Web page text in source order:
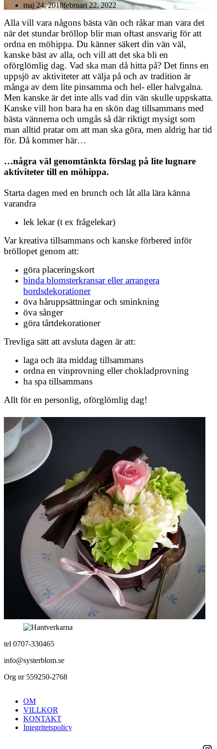
maj 24, 2018februari 22, 2022
Alla vill vara någons bästa vän och råkar man vara det
när det stundar bröllop blir man oftast ansvarig för att
ordna en möhippa. Du känner säkert din vän väl,
kanske bäst av alla, och vill att det ska bli en
oförglömlig dag. Vad ska man då hitta på? Det finns en
uppsjö av aktiviteter att välja på och av tradition är
många av dem lite pinsamma och hel- eller halvgalna.
Men kanske är det inte alls vad din vän skulle uppskatta.
Kanske vill hon bara ha en skön dag tillsammans med
bästa vännerna och umgås så där riktigt mysigt som
man alltid pratar om att man ska göra, men aldrig har tid
för. Då kommer här…
…några väl genomtänkta förslag på lite lugnare
aktiviteter till en möhippa.
Starta dagen med en brunch och låt alla lära känna
varandra
lek lekar (t ex frågelekar)
Var kreativa tillsammans och kanske förbered inför
bröllopet genom att:
göra placeringskort
binda blomsterkransar eller arrangera
bordsdekorationer
öva håruppsättningar och sminkning
öva sånger
göra tårtdekorationer
Trevliga sätt att avsluta dagen är att:
laga och äta middag tillsammans
ordna en vinprovning eller chokladprovning
ha spa tillsammans
Allt för en personlig, oförglömlig dag!
tel 0707-330465
info@systerblom.se
Org nr 559250-2768
OM
VILLKOR
KONTAKT
Integritetspolicy